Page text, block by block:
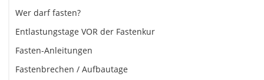
Wer darf fasten?
Entlastungstage VOR der Fastenkur
Fasten-Anleitungen
Fastenbrechen / Aufbautage